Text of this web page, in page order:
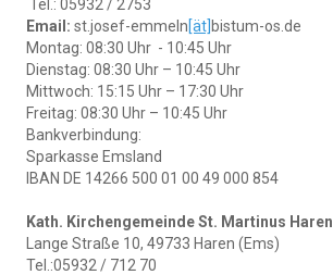
Tel.: 05932 / 2753
Email: st.josef-emmeln[ät] bistum-os.de
Montag: 08:30 Uhr - 10:45 Uhr
Dienstag: 08:30 Uhr – 10:45 Uhr
Mittwoch: 15:15 Uhr – 17:30 Uhr
Freitag: 08:30 Uhr – 10:45 Uhr
Bankverbindung:
Sparkasse Emsland
IBAN DE 14266 500 01 00 49 000 854
Kath. Kirchengemeinde St. Martinus Haren
Lange Straße 10, 49733 Haren (Ems)
Tel.:05932 / 712 70